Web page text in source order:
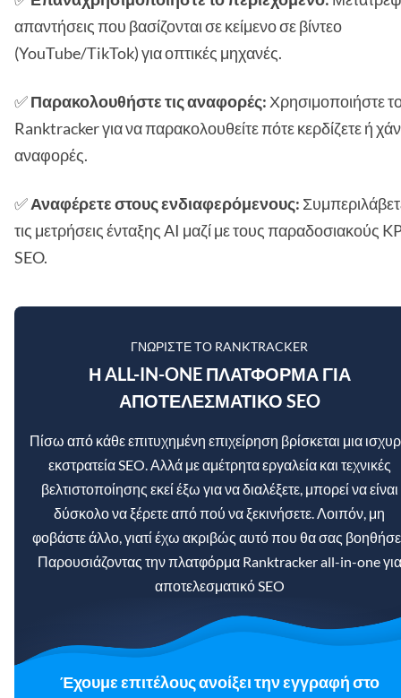
απαντήσεις που βασίζονται σε κείμενο σε βίντεο
(YouTube/TikTok) για οπτικές μηχανές.
✅Παρακολουθήστε τις αναφορές: Χρησιμοποιήστε
Ranktracker για να παρακολουθείτε πότε κερδίζετε ή
αναφορές.
✅Αναφέρετε στους ενδιαφερόμενους:
τις μετρήσεις ένταξης AI μαζί με τους παραδοσιακούς
SEO.
ΓΝΩΡΊΣΤΕ ΤΟ RANKTRACKER
Η ALL-IN-ONE ΠΛΑΤΦΌΡΜΑ ΓΙΑ
ΑΠΟΤΕΛΕΣΜΑΤΙΚΌ SEO
Πίσω από κάθε επιτυχημένη επιχείρηση βρίσκεται μια
εκστρατεία SEO. Αλλά με αμέτρητα εργαλεία και τεχνικές
βελτιστοποίησης εκεί έξω για να διαλέξετε, μπορεί να είναι
δύσκολο να ξέρετε από πού να ξεκινήσετε. Λοιπόν, μη
φοβάστε άλλο, γιατί έχω ακριβώς αυτό που θα σας
Παρουσιάζοντας την πλατφόρμα Ranktracker all-in-one για
αποτελεσματικό SEO
Έχουμε επιτέλους ανοίξει την εγγραφή στο